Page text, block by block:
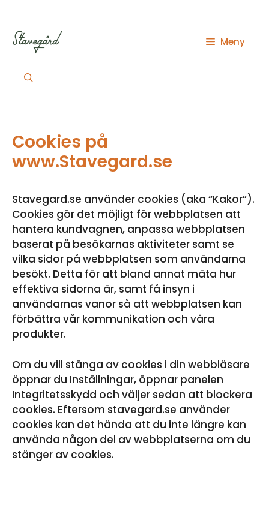
innehåll
Meny
Cookies på
www.Stavegard.se
Stavegard.se använder cookies (aka “Kakor”).
Cookies gör det möjligt för webbplatsen att
hantera kundvagnen, anpassa webbplatsen
baserat på besökarnas aktiviteter samt se
vilka sidor på webbplatsen som användarna
besökt. Detta för att bland annat mäta hur
effektiva sidorna är, samt få insyn i
användarnas vanor så att webbplatsen kan
förbättra vår kommunikation och våra
produkter.
Om du vill stänga av cookies i din webbläsare
öppnar du Inställningar, öppnar panelen
Integritetsskydd och väljer sedan att blockera
cookies. Eftersom stavegard.se använder
cookies kan det hända att du inte längre kan
använda någon del av webbplatserna om du
stänger av cookies.